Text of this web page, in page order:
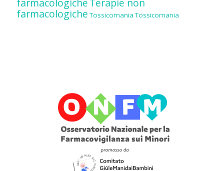
farmacologiche Tossicomania Tossicomania